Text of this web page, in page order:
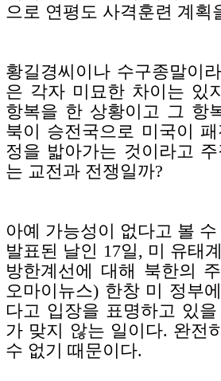
으로 연평도 사격훈련 계획
황길경씨이나 수구종말이
은 각자 미묘한 차이는 있
항복을 한 상황이고 그 항
북이 승전국으로 미국이
정을 밟아가는 것이라고
는 교전과 전쟁일까?
아예 가능성이 없다고 볼
발표된 날인 17일, 미 유태
방한계선에 대해 북한의
오마이뉴스) 한창 미 정부
다고 입장을 표명하고 있
가 맞지 않는 일이다. 완전
수 없기 때문이다.